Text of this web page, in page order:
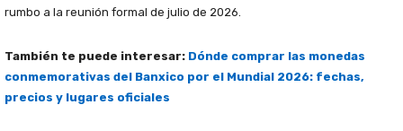
rumbo a la reunión formal de julio de 2026.
También te puede interesar: Dónde comprar las monedas
conmemorativas del Banxico por el Mundial 2026: fechas,
precios y lugares oficiales